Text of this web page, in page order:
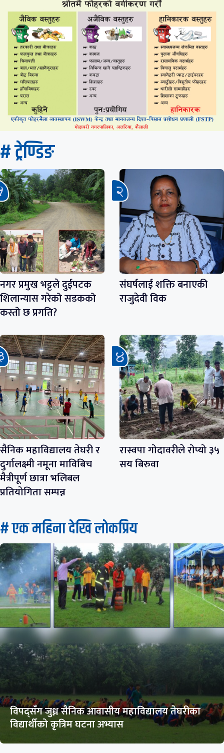
# ट्रेण्डिङ
नगर प्रमुख भट्टले दुईपटक
शिलान्यास गरेको सडकको
कस्तो छ प्रगति?
संघर्षलाई शक्ति बनाएकी
राजुदेवी विक
सैनिक महाविद्यालय तेघरी र
दुर्गालक्ष्मी नमूना माविबिच
मैत्रीपूर्ण छात्रा भलिबल
प्रतियोगिता सम्पन्न
रास्वपा गोदावरीले रोप्यो ३५
सय बिरुवा
# एक महिना देखि लाेकप्रिय
विपद्सँग जुध्न सैनिक आवासीय महाविद्यालय तेघरीका
विद्यार्थीको कृत्रिम घटना अभ्यास